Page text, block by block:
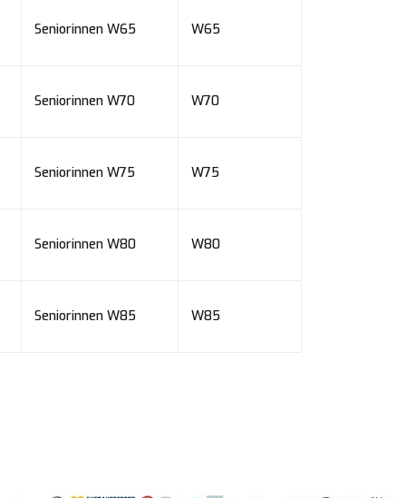
Seniorinnen W65 W65
Seniorinnen W70 W70
Seniorinnen W75 W75
Seniorinnen W80 W80
Seniorinnen W85 W85